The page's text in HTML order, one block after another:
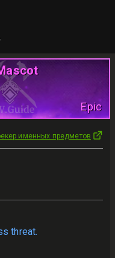
Epic
именных предметов
threat.